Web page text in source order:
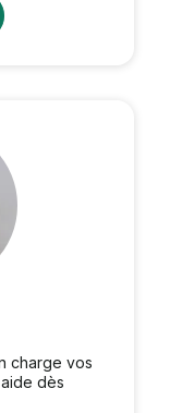
charge vos
dès